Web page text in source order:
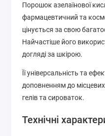
Порошок азелаїнової
фармацевтичний та
цінується за свою
Найчастіше його
догляді за шкірою.
Її універсальність та
доповненням до місцевих
гелів та сироваток.
Технічні